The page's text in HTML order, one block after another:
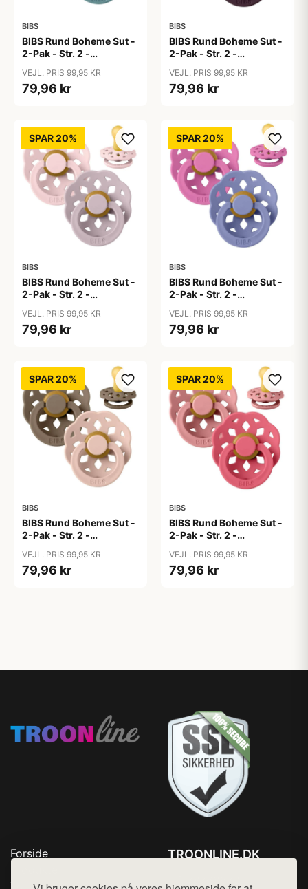
BIBS
BIBS Rund Boheme Sut -
2-Pak - Str. 2 -
Blue/Island Sea
VEJL. PRIS 99,95 KR
79,96 kr
BIBS
BIBS Rund Boheme Sut -
2-Pak - Str. 2 -
Pink/Plum
VEJL. PRIS 99,95 KR
79,96 kr
SPAR 20%
BIBS
BIBS Rund Boheme Sut -
2-Pak - Str. 2 -
Blossom/Dusky Lilac
VEJL. PRIS 99,95 KR
79,96 kr
SPAR 20%
BIBS
BIBS Rund Boheme Sut -
2-Pak - Str. 2 -
Bubblegum/Peri
VEJL. PRIS 99,95 KR
79,96 kr
SPAR 20%
BIBS
BIBS Rund Boheme Sut -
2-Pak - Str. 2 -
Oak/Blush
VEJL. PRIS 99,95 KR
79,96 kr
SPAR 20%
BIBS
BIBS Rund Boheme Sut -
2-Pak - Str. 2 -
Pink/Coral
VEJL. PRIS 99,95 KR
79,96 kr
Forside
TROONLINE.DK